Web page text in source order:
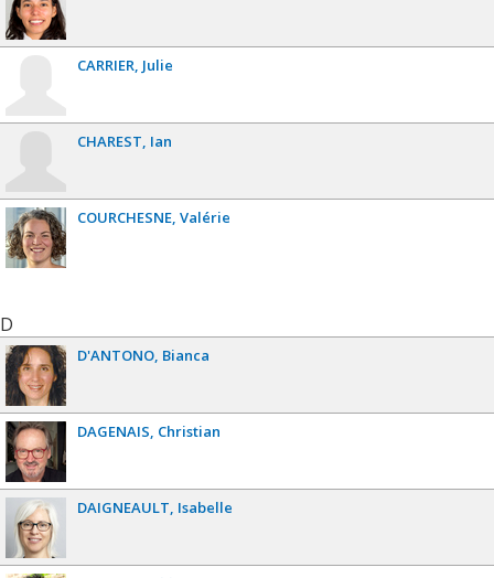
CARRIER Julie
CHAREST Ian
COURCHESNE Valérie
D
D'ANTONO Bianca
DAGENAIS Christian
DAIGNEAULT Isabelle